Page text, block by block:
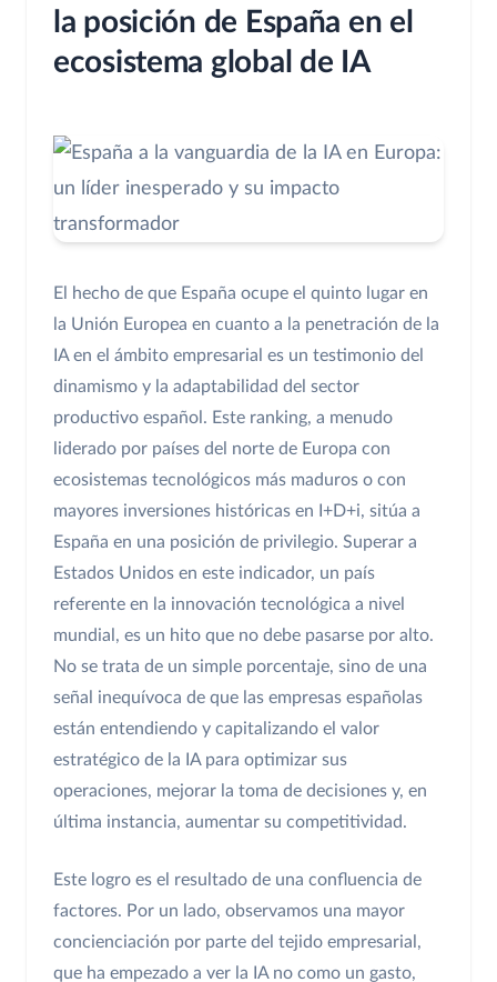
la posición de España en el
ecosistema global de IA
El hecho de que España ocupe el quinto lugar en
la Unión Europea en cuanto a la penetración de la
IA en el ámbito empresarial es un testimonio del
dinamismo y la adaptabilidad del sector
productivo español. Este ranking, a menudo
liderado por países del norte de Europa con
ecosistemas tecnológicos más maduros o con
mayores inversiones históricas en I+D+i, sitúa a
España en una posición de privilegio. Superar a
Estados Unidos en este indicador, un país
referente en la innovación tecnológica a nivel
mundial, es un hito que no debe pasarse por alto.
No se trata de un simple porcentaje, sino de una
señal inequívoca de que las empresas españolas
están entendiendo y capitalizando el valor
estratégico de la IA para optimizar sus
operaciones, mejorar la toma de decisiones y, en
última instancia, aumentar su competitividad.
Este logro es el resultado de una confluencia de
factores. Por un lado, observamos una mayor
concienciación por parte del tejido empresarial,
que ha empezado a ver la IA no como un gasto,